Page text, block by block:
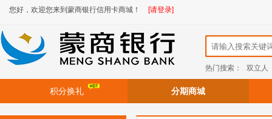
您好，欢迎您来到蒙商银行信用卡商城！ [请登录]
热门搜索： 双立人
积分换礼 分期商城